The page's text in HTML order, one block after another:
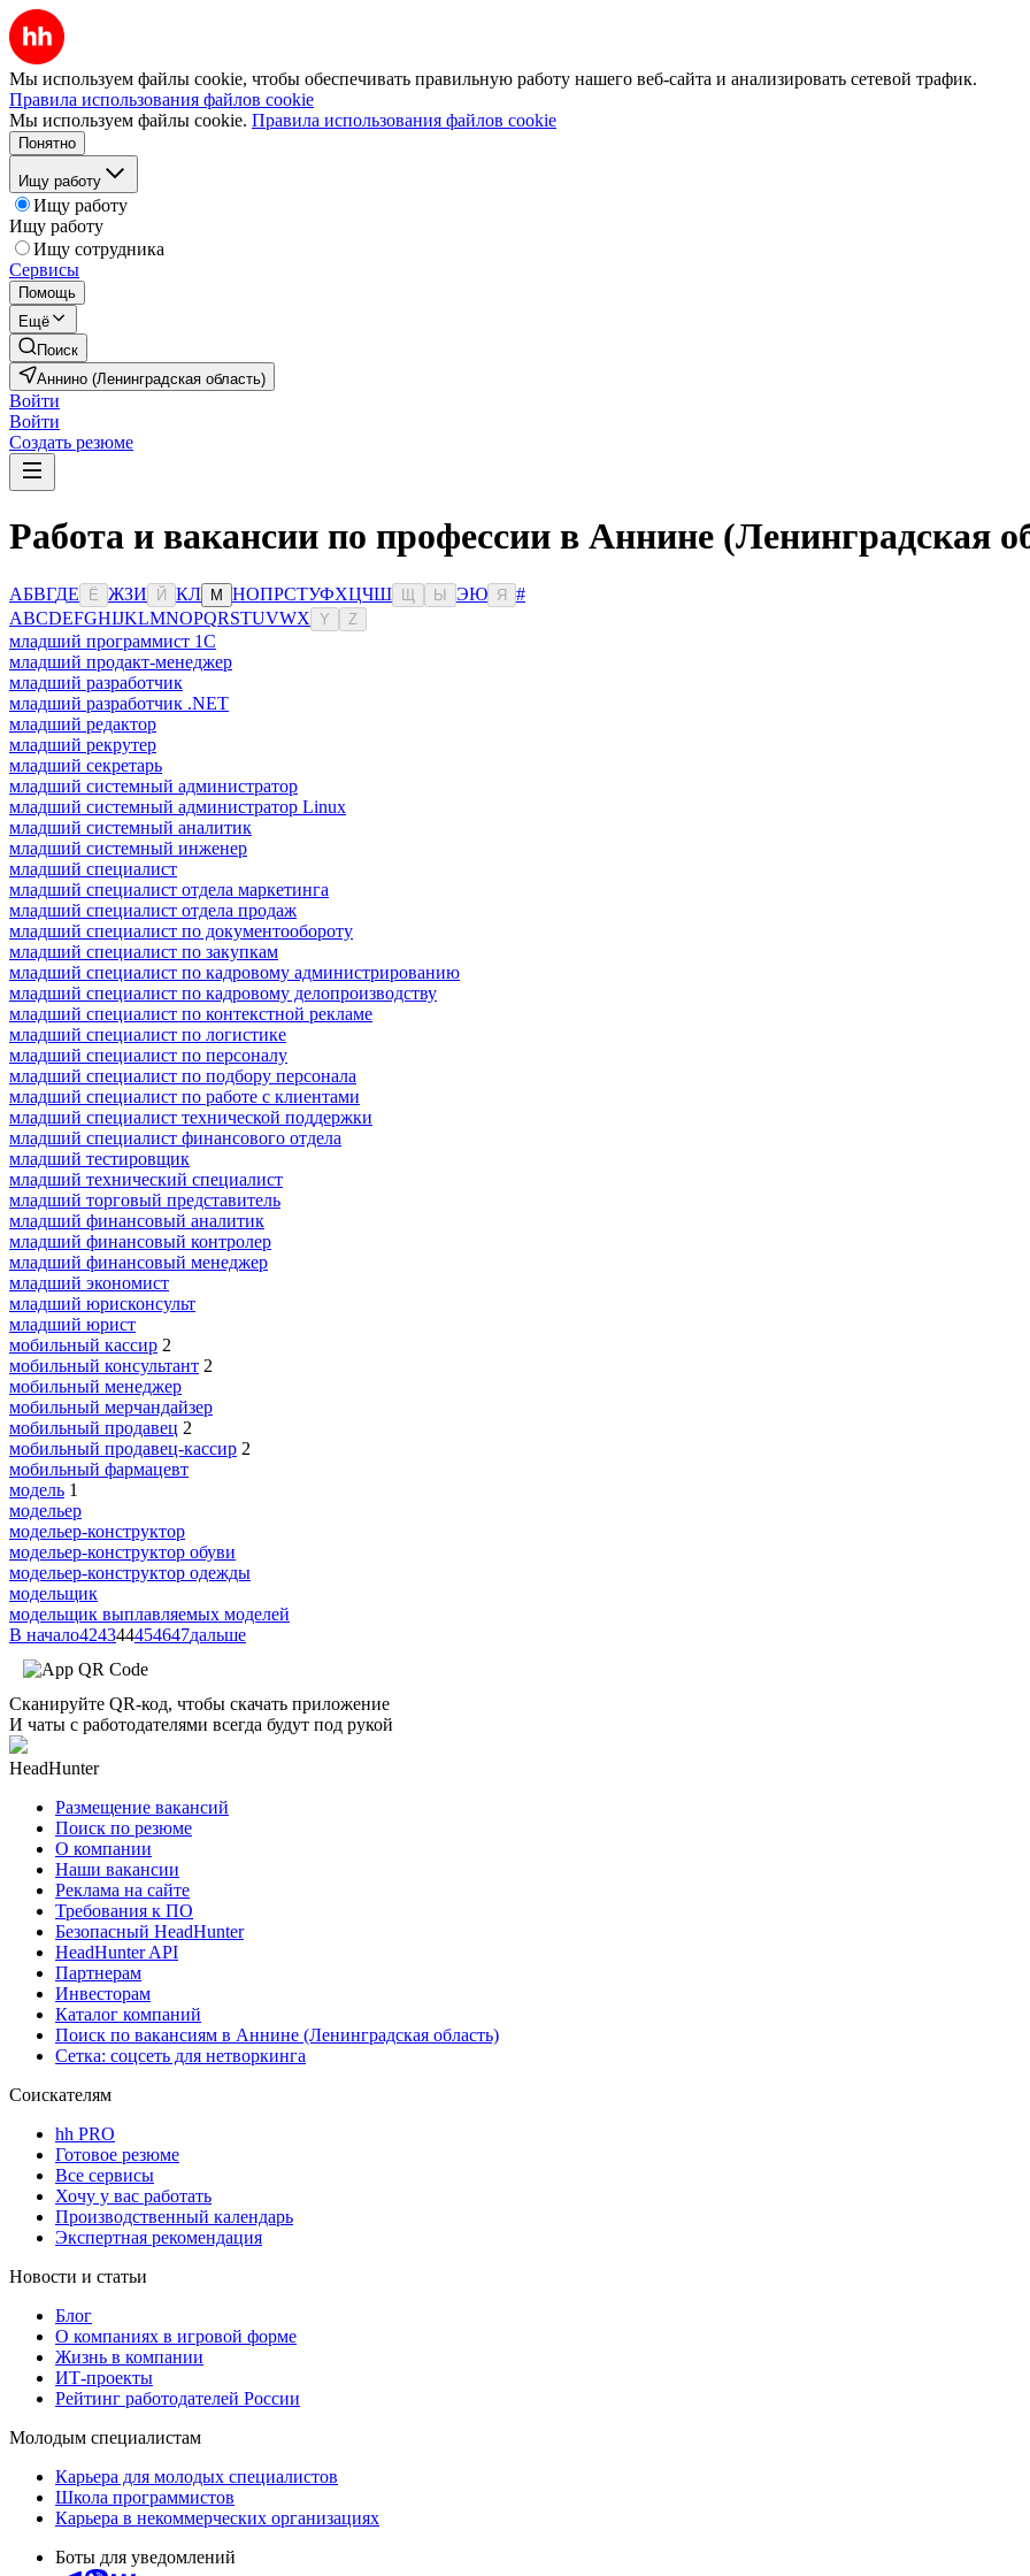
Мы используем файлы cookie, чтобы обеспечивать правильную работу нашего веб-сайта и анализировать сетевой трафик.
Правила использования файлов cookie
Мы используем файлы cookie. Правила использования файлов cookie
Понятно
Ищу работу
Ищу работу
Ищу работу
Ищу сотрудника
Сервисы
Помощь
Ещё
Поиск
Аннино (Ленинградская область)
Войти
Войти
Создать резюме
Работа и вакансии по профессии в Аннине (Ленинградская
АБВГДЕ Ё ЖЗИ Й КЛ М НОПРСТУФХЦЧШ Ы ЭЮ Я
#
ABCDEFGHIJKLMNOPQRSTUVWX Y Z
младший программист 1С
младший продакт-менеджер
младший разработчик
младший разработчик .NET
младший редактор
младший рекрутер
младший секретарь
младший системный администратор
младший системный администратор Linux
младший системный аналитик
младший системный инженер
младший специалист
младший специалист отдела маркетинга
младший специалист отдела продаж
младший специалист по документообороту
младший специалист по закупкам
младший специалист по кадровому администрированию
младший специалист по кадровому делопроизводству
младший специалист по контекстной рекламе
младший специалист по логистике
младший специалист по персоналу
младший специалист по подбору персонала
младший специалист по работе с клиентами
младший специалист технической поддержки
младший специалист финансового отдела
младший тестировщик
младший технический специалист
младший торговый представитель
младший финансовый аналитик
младший финансовый контролер
младший финансовый менеджер
младший экономист
младший юрисконсульт
младший юрист
мобильный кассир 2
мобильный консультант 2
мобильный менеджер
мобильный мерчандайзер
мобильный продавец 2
мобильный продавец-кассир 2
мобильный фармацевт
модель 1
модельер
модельер-конструктор
модельер-конструктор обуви
модельер-конструктор одежды
модельщик
модельщик выплавляемых моделей
В начало424344454647дальше
Сканируйте QR-код, чтобы скачать приложение
И чаты с работодателями всегда будут под рукой
HeadHunter
Размещение вакансий
Поиск по резюме
О компании
Наши вакансии
Реклама на сайте
Требования к ПО
Безопасный HeadHunter
HeadHunter API
Партнерам
Инвесторам
Каталог компаний
Поиск по вакансиям в Аннине (Ленинградская область)
Сетка: соцсеть для нетворкинга
Соискателям
hh PRO
Готовое резюме
Все сервисы
Хочу у вас работать
Производственный календарь
Экспертная рекомендация
Новости и статьи
Блог
О компаниях в игровой форме
Жизнь в компании
ИТ-проекты
Рейтинг работодателей России
Молодым специалистам
Карьера для молодых специалистов
Школа программистов
Карьера в некоммерческих организациях
Боты для уведомлений